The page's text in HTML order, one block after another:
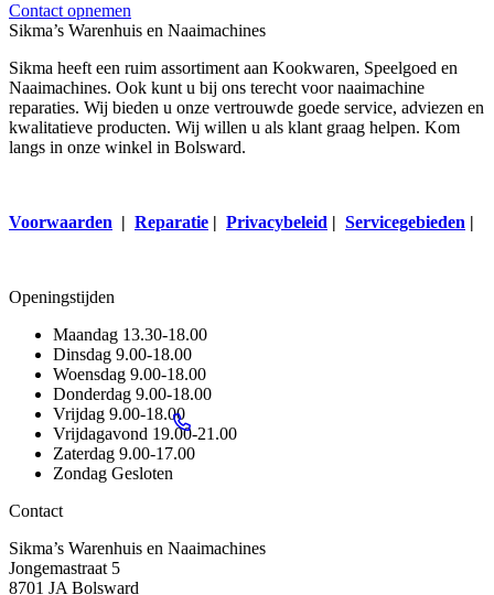
Contact opnemen
Sikma’s Warenhuis en Naaimachines
Sikma heeft een ruim assortiment aan Kookwaren, Speelgoed en
Naaimachines. Ook kunt u bij ons terecht voor naaimachine
reparaties. Wij bieden u onze vertrouwde goede service, adviezen en
kwalitatieve producten. Wij willen u als klant graag helpen. Kom
langs in onze winkel in Bolsward.
Voorwaarden | Reparatie | Privacybeleid | Servicegebieden |
Openingstijden
Maandag 13.30-18.00
Dinsdag 9.00-18.00
Woensdag 9.00-18.00
Donderdag 9.00-18.00
Vrijdag 9.00-18.00
Vrijdagavond 19.00-21.00
Zaterdag 9.00-17.00
Zondag Gesloten
Contact
Sikma’s Warenhuis en Naaimachines
Jongemastraat 5
8701 JA Bolsward